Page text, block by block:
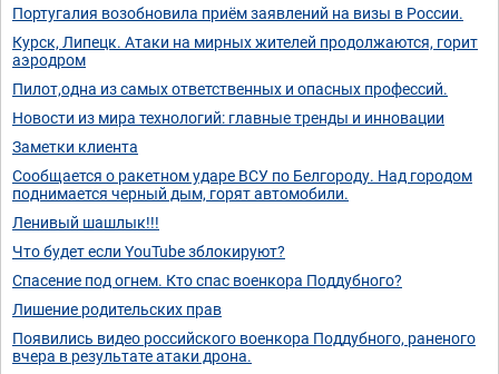
Португалия возобновила приём заявлений на визы в России.
Курск, Липецк. Атаки на мирных жителей продолжаются, горит
аэродром
Пилот,одна из самых ответственных и опасных профессий.
Новости из мира технологий: главные тренды и инновации
Заметки клиента
Сообщается о ракетном ударе ВСУ по Белгороду. Над городом
поднимается черный дым, горят автомобили.
Ленивый шашлык!!!
Что будет если YouTube зблокируют?
Спасение под огнем. Кто спас военкора Поддубного?
Лишение родительских прав
Появились видео российского военкора Поддубного, раненого
вчера в результате атаки дрона.